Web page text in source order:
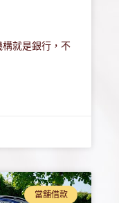
就是銀行，不
當舖借款